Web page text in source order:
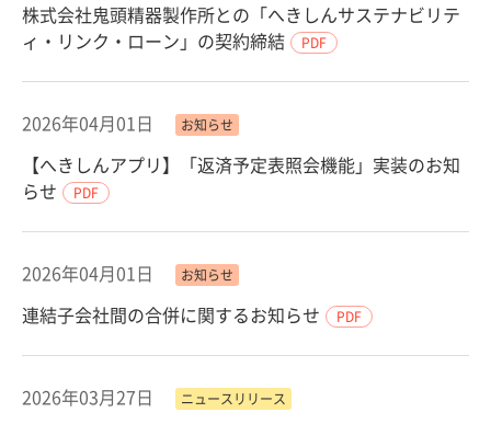
株式会社鬼頭精器製作所との「へきしんサステナビリテ
ィ・リンク・ローン」の契約締結
PDF
2026年04月01日 お知らせ
【へきしんアプリ】「返済予定表照会機能」実装のお知
らせ
PDF
2026年04月01日 お知らせ
連結子会社間の合併に関するお知らせ PDF
2026年03月27日 ニュースリリース